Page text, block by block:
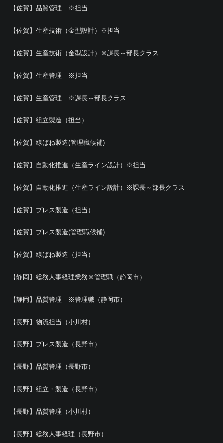
【佐賀】品質管理 ※担当
【佐賀】生産技術（金型設計）※担当
【佐賀】生産技術（金型設計）※課長～部長クラス
【佐賀】生産管理 ※担当
【佐賀】生産管理 ※課長～部長クラス
【佐賀】組立製造（担当）
【佐賀】線ばね製造(管理職候補)
【佐賀】自動化推進（生産ライン設計）※担当
【佐賀】自動化推進（生産ライン設計）※課長～部長クラス
【佐賀】プレス製造（担当）
【佐賀】プレス製造(管理職候補)
【佐賀】線ばね製造（担当）
【静岡】総務人事経理業務※管理職（静岡市）
【静岡】品質管理 ※管理職（静岡市）
【長野】物流担当（小川村）
【長野】プレス製造（長野市）
【長野】品質管理（長野市）
【長野】組立・製造（長野市）
【長野】品質管理（小川村）
【長野】総務人事経理（長野市）